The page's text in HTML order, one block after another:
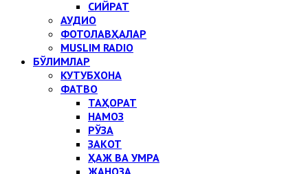
СИЙРАТ
АУДИО
ФОТОЛАВҲАЛАР
MUSLIM RADIO
БЎЛИМЛАР
КУТУБХОНА
ФАТВО
ТАҲОРАТ
НАМОЗ
РЎЗА
ЗАКОТ
ҲАЖ ВА УМРА
ЖАНОЗА